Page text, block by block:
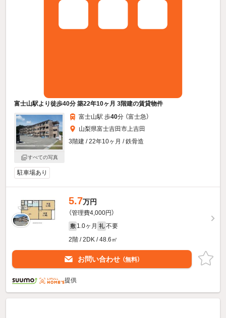
富士山駅より徒歩40分 築22年10ヶ月 3階建の賃貸物件
すべての写真
富士山駅 歩40分 （富士急）
山梨県富士吉田市上吉田
3階建 / 22年10ヶ月 / 鉄骨造
駐車場あり
5.7万円
（管理費4,000円）
敷 1.0ヶ月 礼 不要
2階 / 2DK / 48.6㎡
お問い合わせ （無料）
提供